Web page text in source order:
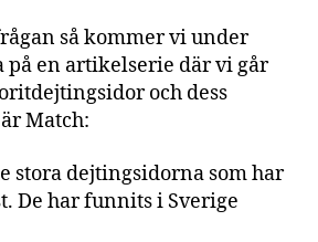
så kommer vi under
på en artikelserie där vi går
och dess
Match:
stora dejtingsidorna som har
De har funnits i Sverige